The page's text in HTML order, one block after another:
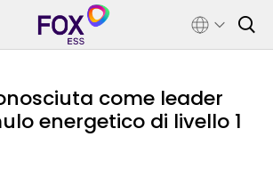
come leader
energetico di livello 1